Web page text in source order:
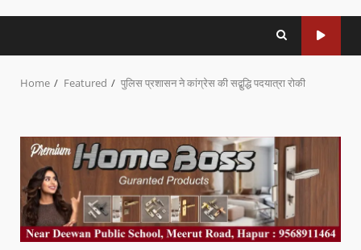
Home Featured पुलिस प्रशासन ने कांग्रेस की सद्बुद्धि पदयात्रा रोकी